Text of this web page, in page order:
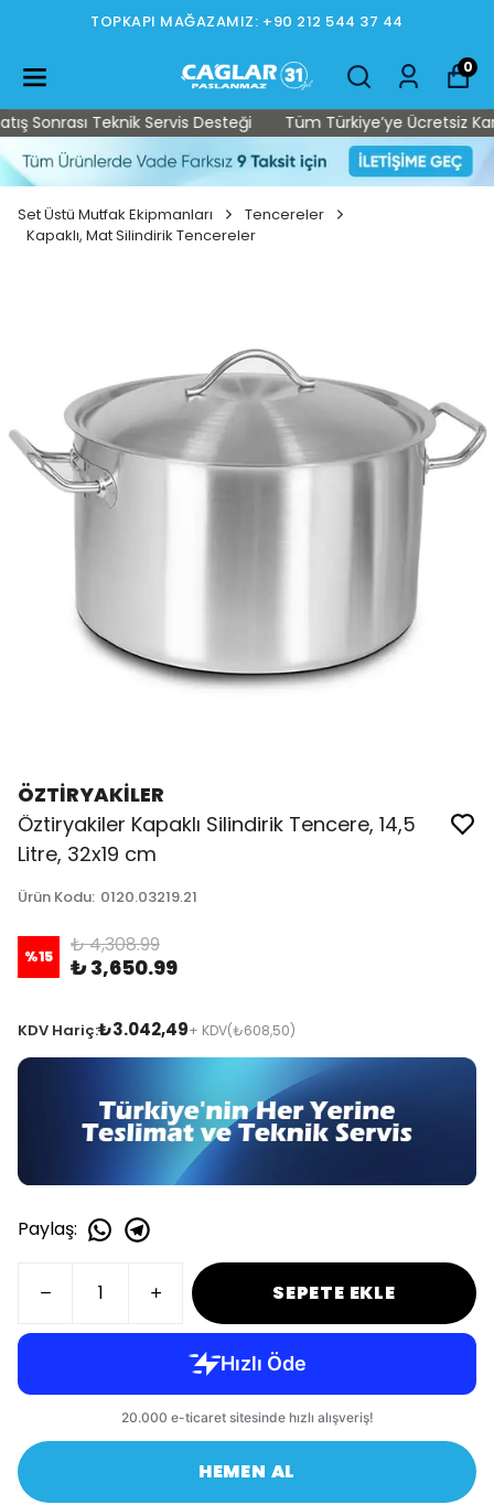
TOPKAPI MAĞAZAMIZ: +90 212 544 37 44
0
Sonrası Teknik Servis Desteği Tüm Türkiye’ye Ücretsiz
Set Üstü Mutfak Ekipmanları
Tencereler
Kapaklı, Mat Silindirik Tencereler
ÖZTİRYAKİLER
Öztiryakiler Kapaklı Silindirik Tencere, 14,5
Litre, 32x19 cm
Ürün Kodu: 0120.03219.21
%15 ₺ 4,308.99
₺ 3,650.99
KDV Hariç:₺3.042,49+ KDV(₺608,50)
Paylaş:
SEPETE EKLE
HEMEN AL